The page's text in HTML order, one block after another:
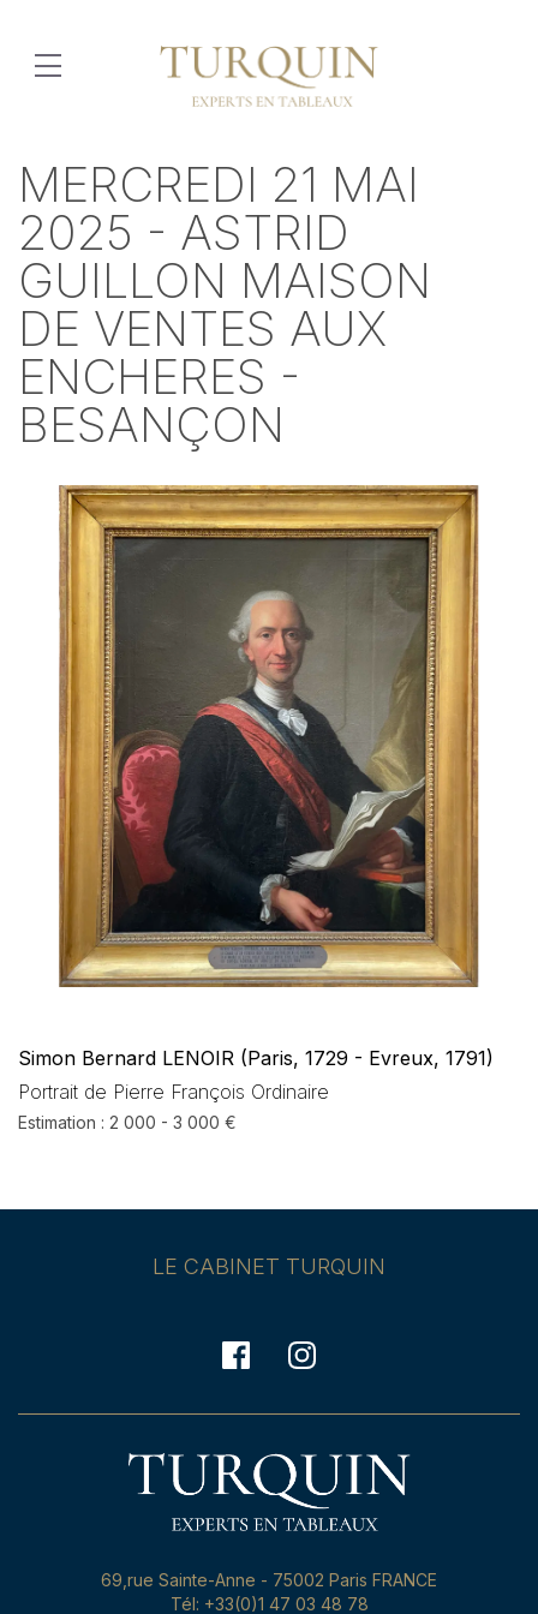
MERCREDI 21 MAI
2025 - ASTRID
GUILLON MAISON
DE VENTES AUX
ENCHERES -
BESANÇON
Simon Bernard LENOIR (Paris, 1729 - Evreux, 1791)
Portrait de Pierre François Ordinaire
Estimation : 2 000 - 3 000 €
LE CABINET TURQUIN
69,rue Sainte-Anne - 75002 Paris FRANCE
Tél: +33(0)1 47 03 48 78